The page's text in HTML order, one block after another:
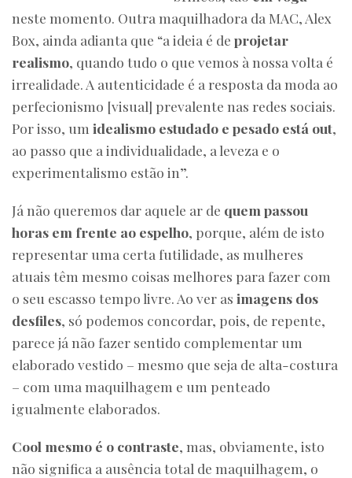
neste momento. Outra maquilhadora da MAC, Alex
Box, ainda adianta que “a ideia é de projetar
realismo, quando tudo o que vemos à nossa volta é
irrealidade. A autenticidade é a resposta da moda ao
perfecionismo [visual] prevalente nas redes sociais.
Por isso, um idealismo estudado e pesado está out,
ao passo que a individualidade, a leveza e o
experimentalismo estão in”.
Já não queremos dar aquele ar de quem passou
horas em frente ao espelho, porque, além de isto
representar uma certa futilidade, as mulheres
atuais têm mesmo coisas melhores para fazer com
o seu escasso tempo livre. Ao ver as imagens dos
desfiles, só podemos concordar, pois, de repente,
parece já não fazer sentido complementar um
elaborado vestido – mesmo que seja de alta-costura
– com uma maquilhagem e um penteado
igualmente elaborados.
Cool mesmo é o contraste, mas, obviamente, isto
não significa a ausência total de maquilhagem, o